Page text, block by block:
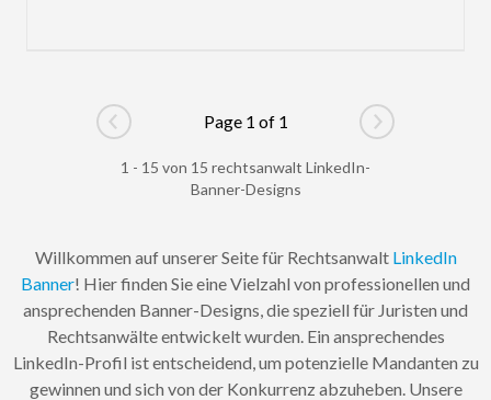
Go to previous page
Page 1 of 1
Go to next
1 - 15 von 15 rechtsanwalt LinkedIn-
Banner-Designs
Willkommen auf unserer Seite für Rechtsanwalt LinkedIn
Banner! Hier finden Sie eine Vielzahl von professionellen und
ansprechenden Banner-Designs, die speziell für Juristen und
Rechtsanwälte entwickelt wurden. Ein ansprechendes
LinkedIn-Profil ist entscheidend, um potenzielle Mandanten zu
gewinnen und sich von der Konkurrenz abzuheben. Unsere